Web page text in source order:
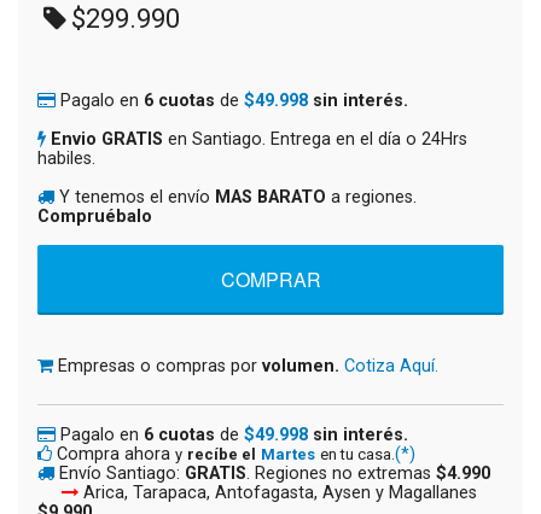
$299.990
Pagalo en 6 cuotas de $49.998 sin interés.
Envio GRATIS en Santiago. Entrega en el día o 24Hrs
habiles.
Y tenemos el envío MAS BARATO a regiones.
Compruébalo
Empresas o compras por volumen. Cotiza Aquí.
Pagalo en 6 cuotas de $49.998 sin interés.
Compra ahora y recíbe el Martes en tu casa.(*)
Envío Santiago: GRATIS. Regiones no extremas $4.990
Arica, Tarapaca, Antofagasta, Aysen y Magallanes